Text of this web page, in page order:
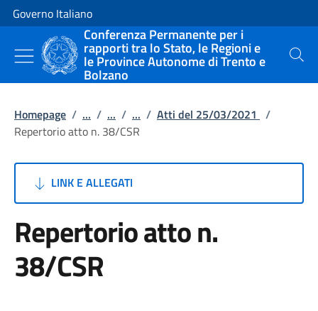
Vai al contenuto
Vai alla navigazione del sito
Governo Italiano
Conferenza Permanente per i
rapporti tra lo Stato, le Regioni e
le Province Autonome di Trento e
Bolzano
Cerca
Homepage / ... / ... / ... / Atti del 25/03/2021 /
Repertorio atto n. 38/CSR
LINK E ALLEGATI
Repertorio atto n.
38/CSR